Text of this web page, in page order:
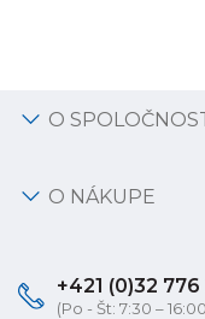
O
O NÁKUPE
+421 (0)32 776
(Po - Št: 7:30 –